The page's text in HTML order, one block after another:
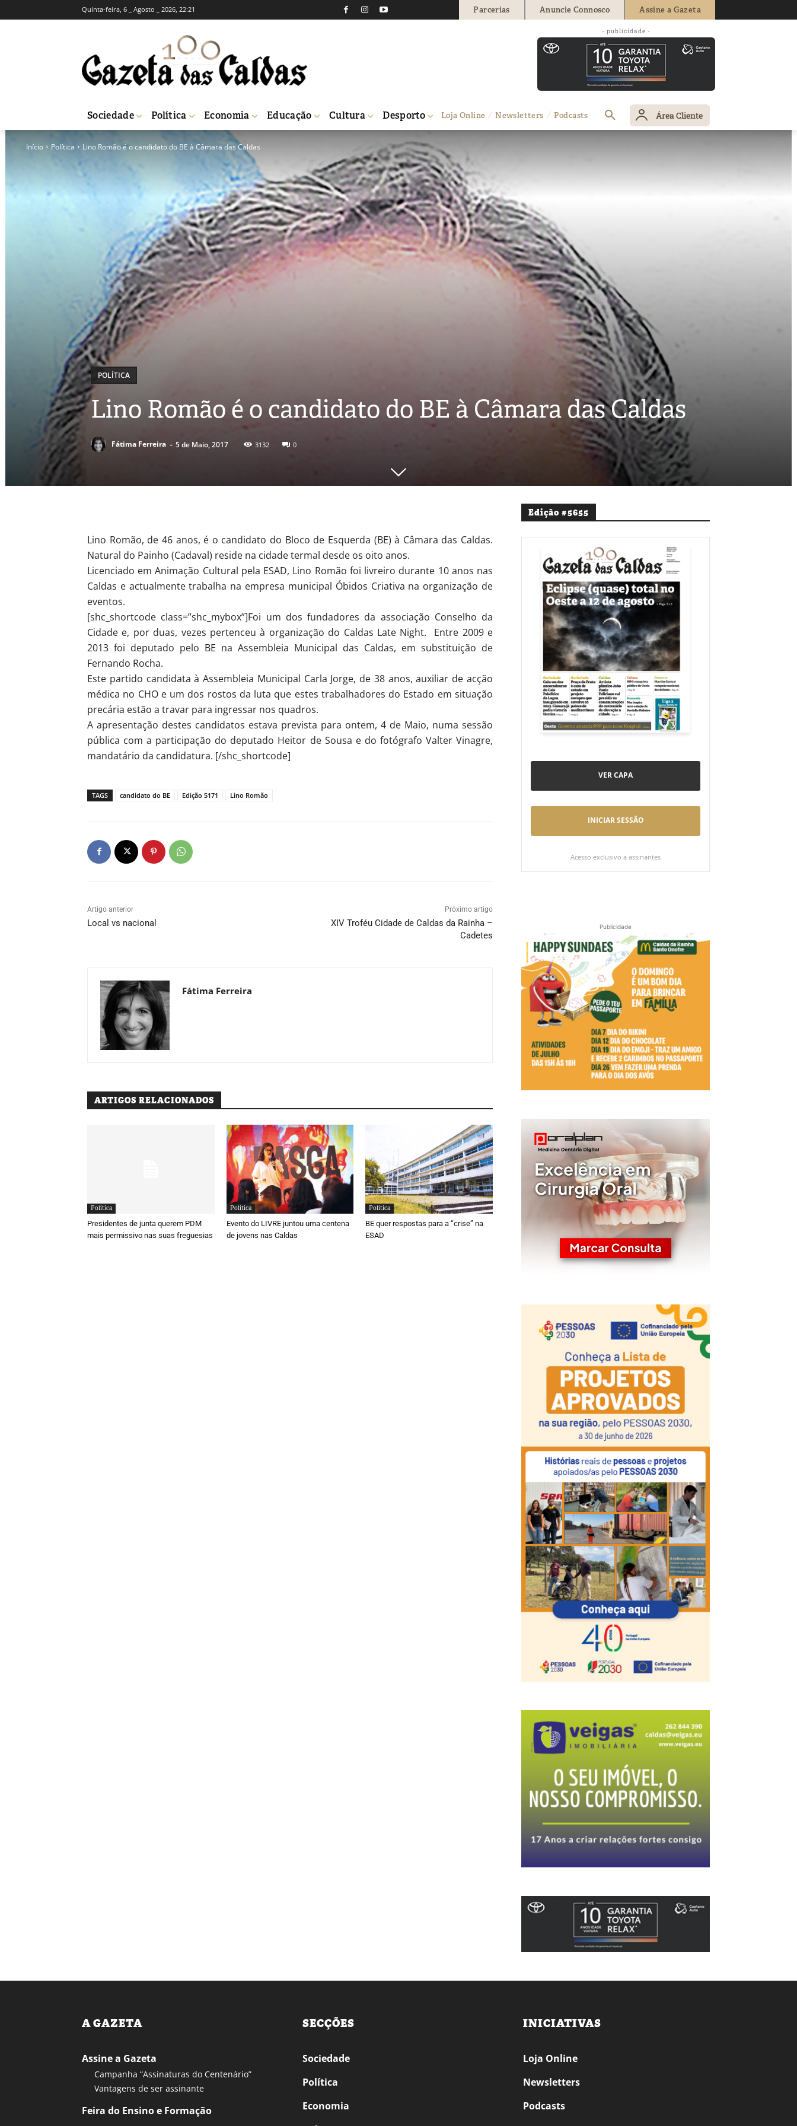
Quinta-feira, 6 _ Agosto _ 2026, 22:21 Parcerias Anuncie Connosco Assine a Gazeta
- publicidade -
Sociedade Política Economia Educação Cultura Desporto Loja Online Newsletters Podcasts Área Cliente
Início Política Lino Romão é o candidato do BE à Câmara das Caldas
POLÍTICA
Lino Romão é o candidato do BE à Câmara das Caldas
Fátima Ferreira - 5 de Maio, 2017 3132 0
Lino Romão, de 46 anos, é o candidato do Bloco de Esquerda (BE) à Câmara das Caldas.
Natural do Painho (Cadaval) reside na cidade termal desde os oito anos.
Licenciado em Animação Cultural pela ESAD, Lino Romão foi livreiro durante 10 anos nas
Caldas e actualmente trabalha na empresa municipal Óbidos Criativa na organização de
eventos.
[shc_shortcode class=”shc_mybox”]Foi um dos fundadores da associação Conselho da
Cidade e, por duas, vezes pertenceu à organização do Caldas Late Night. Entre 2009 e
2013 foi deputado pelo BE na Assembleia Municipal das Caldas, em substituição de
Fernando Rocha.
Este partido candidata à Assembleia Municipal Carla Jorge, de 38 anos, auxiliar de acção
médica no CHO e um dos rostos da luta que estes trabalhadores do Estado em situação
precária estão a travar para ingressar nos quadros.
A apresentação destes candidatos estava prevista para ontem, 4 de Maio, numa sessão
pública com a participação do deputado Heitor de Sousa e do fotógrafo Valter Vinagre,
mandatário da candidatura. [/shc_shortcode]
TAGS candidato do BE Edição 5171 Lino Romão
Artigo anterior
Local vs nacional
Próximo artigo
XIV Troféu Cidade de Caldas da Rainha –
Cadetes
Fátima Ferreira
ARTIGOS RELACIONADOS
Política
Presidentes de junta querem PDM
mais permissivo nas suas freguesias
Política
Evento do LIVRE juntou uma centena
de jovens nas Caldas
Política
BE quer respostas para a “crise” na
ESAD
Edição #5655
VER CAPA
INICIAR SESSÃO
Acesso exclusivo a assinantes
Publicidade
A GAZETA
Assine a Gazeta
Campanha “Assinaturas do Centenário”
Vantagens de ser assinante
Feira do Ensino e Formação
SECÇÕES
Sociedade
Política
Economia
INICIATIVAS
Loja Online
Newsletters
Podcasts